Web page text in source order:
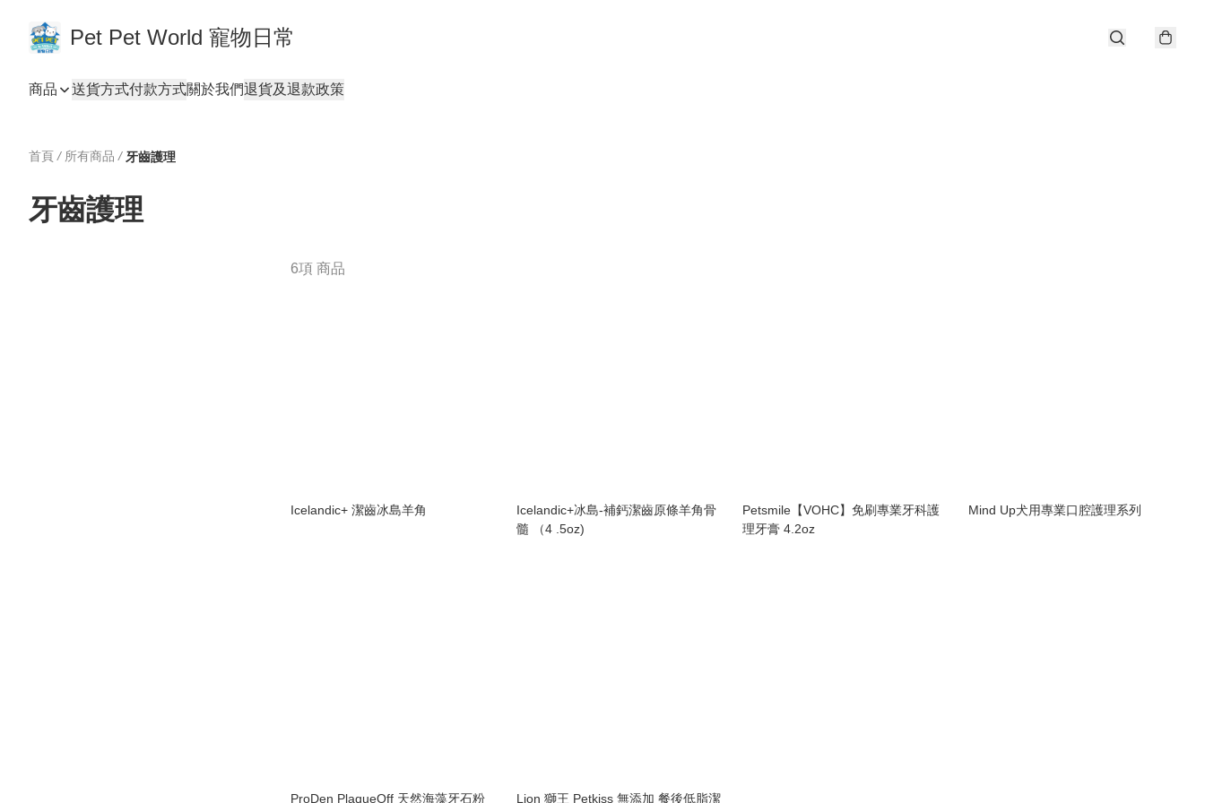
Pet Pet World 寵物日常
商品 送貨方式付款方式關於我們退貨及退款政策
首頁 / 所有商品 / 牙齒護理
牙齒護理
6項 商品
Icelandic+ 潔齒冰島羊角
Icelandic+冰島-補鈣潔齒原條羊角骨
髓 （4 .5oz)
Petsmile【VOHC】免刷專業牙科護
理牙膏 4.2oz
Mind Up犬用專業口腔護理系列
ProDen PlaqueOff 天然海藻牙石粉 Lion 獅王 Petkiss 無添加 餐後低脂潔